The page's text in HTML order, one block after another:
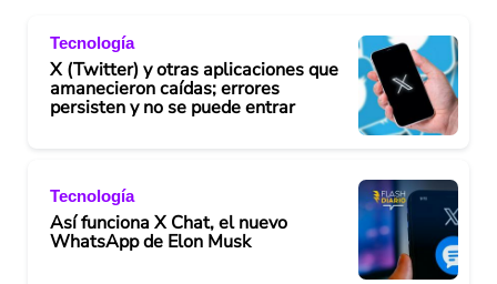
Tecnología
X (Twitter) y otras aplicaciones que
amanecieron caídas; errores
persisten y no se puede entrar
Tecnología
Así funciona X Chat, el nuevo
WhatsApp de Elon Musk